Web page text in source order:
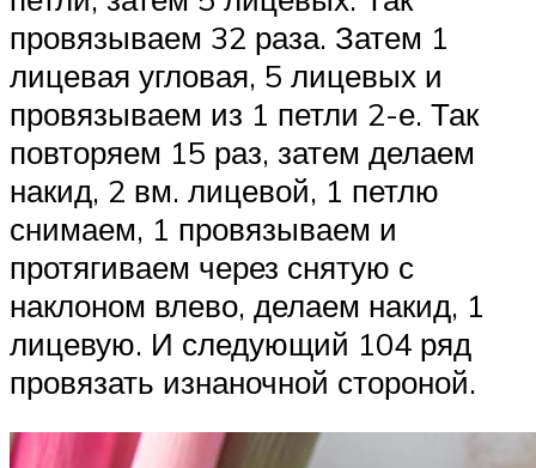
провязываем 32 раза. Затем 1
лицевая угловая, 5 лицевых и
провязываем из 1 петли 2-е. Так
повторяем 15 раз, затем делаем
накид, 2 вм. лицевой, 1 петлю
снимаем, 1 провязываем и
протягиваем через снятую с
наклоном влево, делаем накид, 1
лицевую. И следующий 104 ряд
провязать изнаночной стороной.